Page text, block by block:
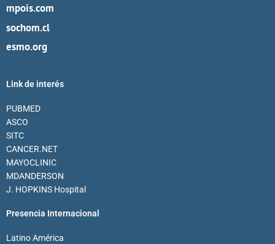
mpois.com
sochom.cl
esmo.org
Link de interés
PUBMED
ASCO
SITC
CANCER.NET
MAYOCLINIC
MDANDERSON
J. HOPKINS Hospital
Presencia Internacional
Latino América